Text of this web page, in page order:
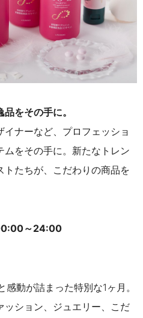
をその手に。
ナーなど、プロフェッショ
をその手に。新たなトレン
トたちが、こだわりの商品を
～24:00
動が詰まった特別な1ヶ月。
ション、ジュエリー、こだ